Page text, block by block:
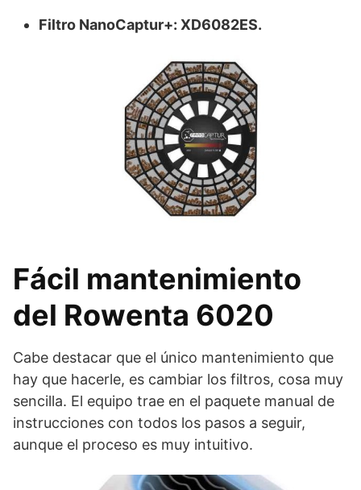
Filtro NanoCaptur+: XD6082ES.
Fácil mantenimiento
del Rowenta 6020
Cabe destacar que el único mantenimiento que
hay que hacerle, es cambiar los filtros, cosa muy
sencilla. El equipo trae en el paquete manual de
instrucciones con todos los pasos a seguir,
aunque el proceso es muy intuitivo.